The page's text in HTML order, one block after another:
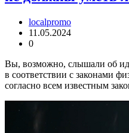
localpromo
11.05.2024
0
Вы, возможно, слышали об
в соответствии с законами
согласно всем известным